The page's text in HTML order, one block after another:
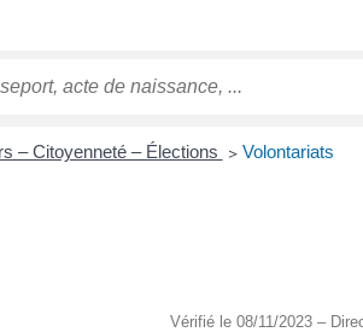
– Citoyenneté – Élections > Volontariats
Vérifié le 08/11/2023 –